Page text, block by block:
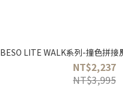
BESO LITE WALK系列-撞色拼
NT$2,237
NT$3,995